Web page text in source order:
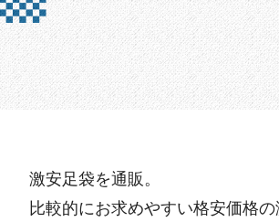
激安足袋を通販。
比較的にお求めやすい格安価格